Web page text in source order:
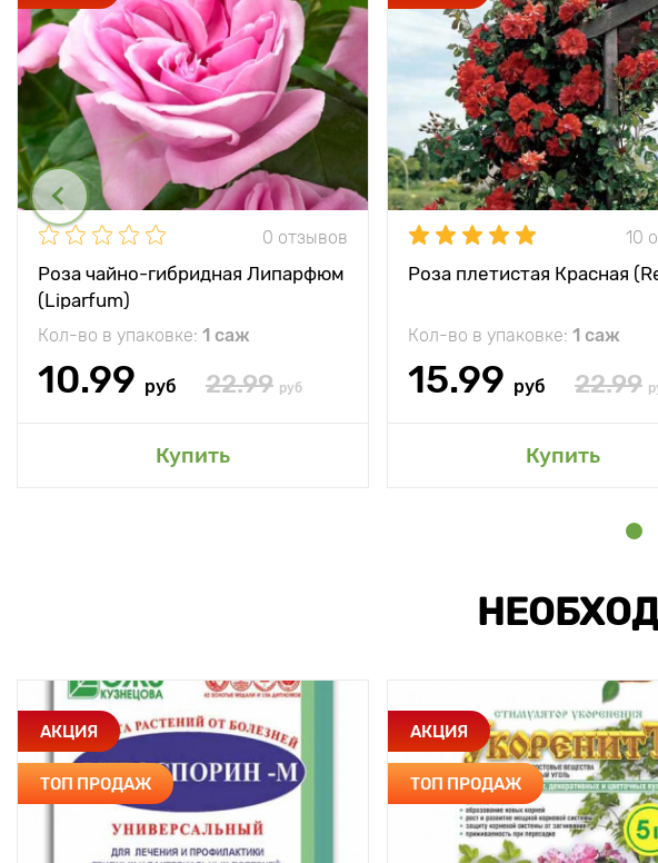
0 отзывов
Роза чайно-гибридная Липарфюм
(Liparfum)
Кол-во в упаковке: 1 саж
10.99 руб 22.99 руб
Купить
10
Роза плетистая Красная
Кол-во в упаковке: 1 саж
15.99 руб 22.99
Купить
АКЦИЯ
ТОП ПРОДАЖ
АКЦИЯ
ТОП ПРОДАЖ